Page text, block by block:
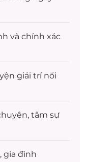
và chính xác
giải trínổi
tâm sự
gia đình